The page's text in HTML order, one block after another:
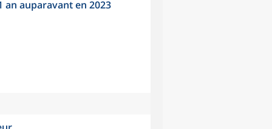
an auparavant en 2023